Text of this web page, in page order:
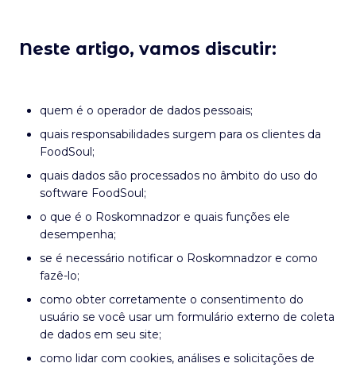
Neste artigo, vamos discutir:
quem é o operador de dados pessoais;
quais responsabilidades surgem para os clientes da
FoodSoul;
quais dados são processados no âmbito do uso do
software FoodSoul;
o que é o Roskomnadzor e quais funções ele
desempenha;
se é necessário notificar o Roskomnadzor e como
fazê-lo;
como obter corretamente o consentimento do
usuário se você usar um formulário externo de coleta
de dados em seu site;
como lidar com cookies, análises e solicitações de